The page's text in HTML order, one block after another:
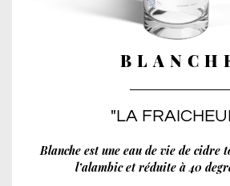
"LA
Blanche est une eau de vie de cidre
l’alambic et réduite à 40